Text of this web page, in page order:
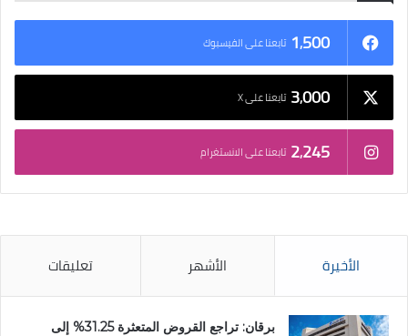
1٬500 تابعنا على الفيسبوك
3٬000 تابعنا على X
2٬245 تابعنا على الانستغرام
الأخيرة الأشهر تعليقات
برقان: تراجع القروض المتعثرة 31.25% إلى